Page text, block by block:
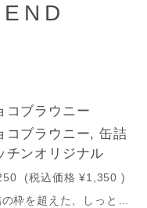
コブラウニー
コブラウニー, 缶詰
チンオリジナル
(税込価格 ¥1,350 )